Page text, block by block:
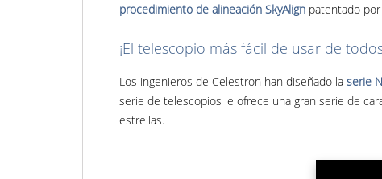
procedimiento de alineación SkyAlign patentado
¡El telescopio más fácil de usar de
Los ingenieros de Celestron han diseñado la serie
serie de telescopios le ofrece una gran serie de
estrellas.